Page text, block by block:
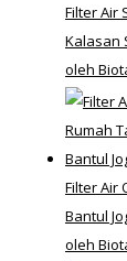
Filter Air
Kalasan
oleh
Filter Air
Bantul
oleh